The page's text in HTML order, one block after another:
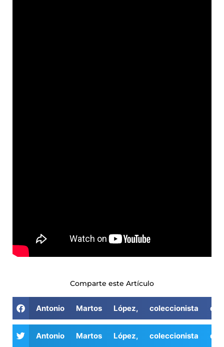
Comparte este Artículo
Antonio Martos López, coleccionista de
Antonio Martos López, coleccionista de